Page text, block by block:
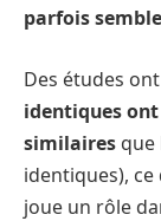
parfois
Des études
identiques
similaires que
identiques),
joue un rôle